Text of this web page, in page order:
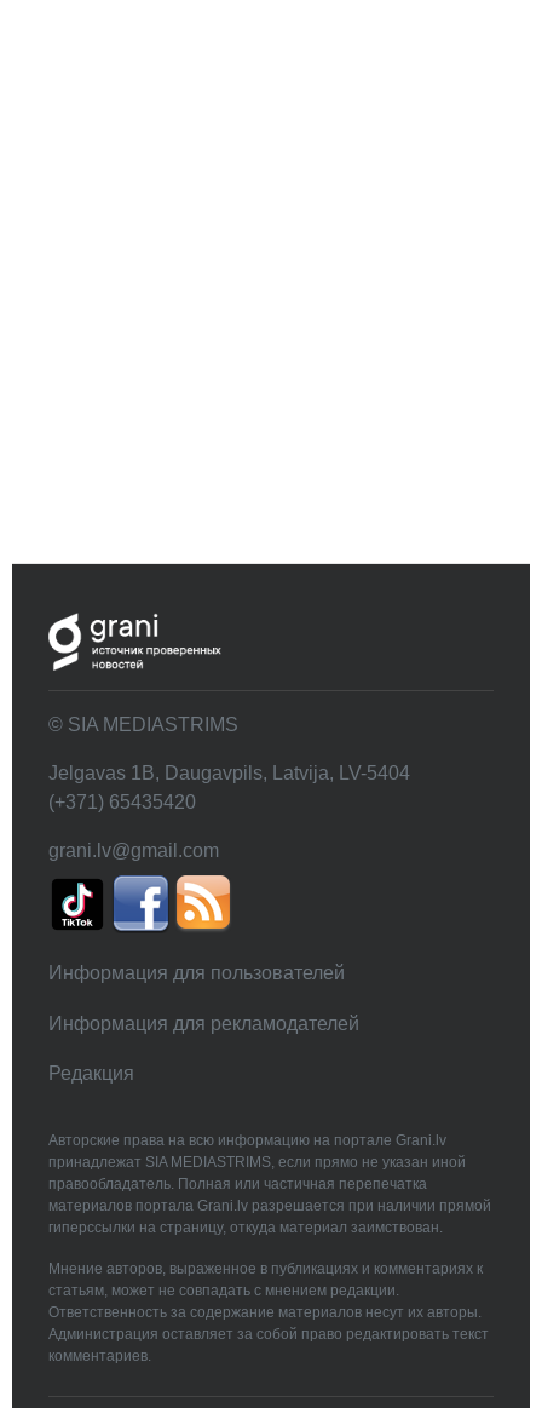
© SIA MEDIASTRIMS
Jelgavas 1B, Daugavpils, Latvija, LV-5404
(+371) 65435420
grani.lv@gmail.com
Информация для пользователей
Информация для рекламодателей
Редакция
Авторские права на всю информацию на портале Grani.lv
принадлежат SIA MEDIASTRIMS, если прямо не указан иной
правообладатель. Полная или частичная перепечатка
материалов портала Grani.lv разрешается при наличии прямой
гиперссылки на страницу, откуда материал заимствован.
Мнение авторов, выраженное в публикациях и комментариях к
статьям, может не совпадать с мнением редакции.
Ответственность за содержание материалов несут их авторы.
Администрация оставляет за собой право редактировать текст
комментариев.